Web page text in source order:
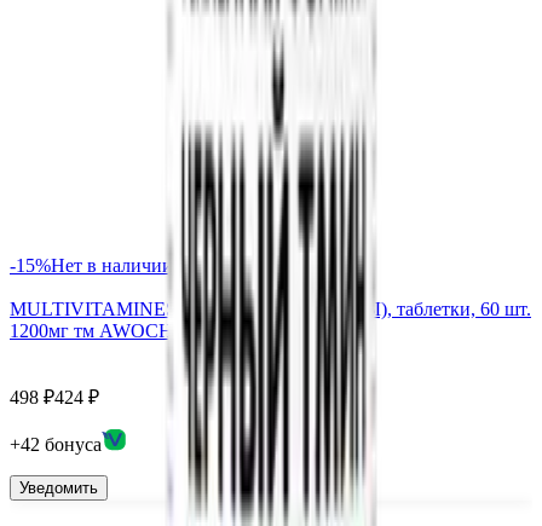
-15%Нет в наличии
MULTIVITAMINES (МУЛЬТИВИТАМИНЫ), таблетки, 60 шт.
1200мг тм AWOCHACTIVE
498 ₽424 ₽
+42 бонуса
Уведомить